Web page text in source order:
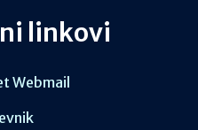
linkovi
Webmail